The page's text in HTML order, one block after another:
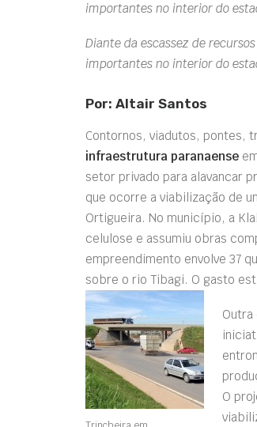
importantes no interior do
Diante da escassez de
importantes no interior do
Por: Altair Santos
Contornos, viadutos, pontes,
infraestrutura paranaense
setor privado para alavancar
que ocorre a viabilização de
Ortigueira. No município, a
celulose e assumiu obras
empreendimento envolve 37
sobre o rio Tibagi. O gasto
O